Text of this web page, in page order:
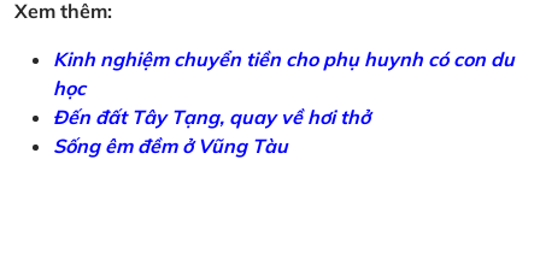
Xem thêm:
Kinh nghiệm chuyển tiền cho phụ huynh có con du
học
Đến đất Tây Tạng, quay về hơi thở
Sống êm đềm ở Vũng Tàu